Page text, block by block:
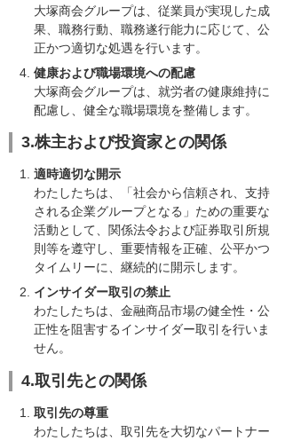
大塚商会グループは、従業員が実現した成
果、職務行動、職務遂行能力に応じて、公
正かつ適切な処遇を行います。
健康および職場環境への配慮
大塚商会グループは、就労者の健康維持に
配慮し、健全な職場環境を整備します。
3.株主および投資家との関係
適時適切な開示
わたしたちは、「社会から信頼され、支持
される企業グループとなる」ための重要な
活動として、関係法令および証券取引所規
則等を遵守し、重要情報を正確、公平かつ
タイムリーに、継続的に開示します。
インサイダー取引の禁止
わたしたちは、金融商品市場の健全性・公
正性を阻害するインサイダー取引を行いま
せん。
4.取引先との関係
取引先の尊重
わたしたちは、取引先を大切なパートナー